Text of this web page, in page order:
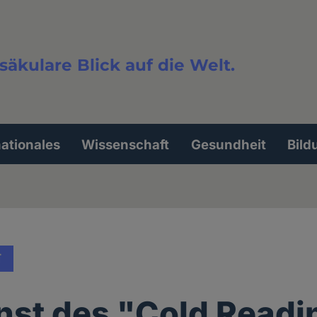
Blick auf die Welt.
Wissenschaft Gesundheit